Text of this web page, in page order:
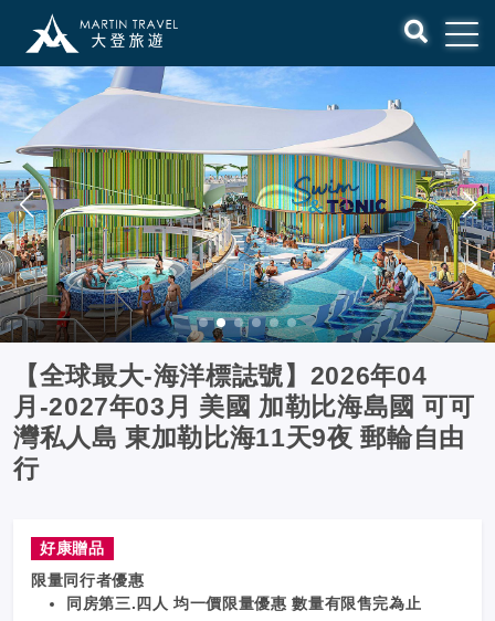
【全球最大-海洋標誌號】2026年04
月-2027年03月 美國 加勒比海島國 可可
灣私人島 東加勒比海11天9夜 郵輪自由
行
好康贈品
限量同行者優惠
同房第三.四人 均一價限量優惠 數量有限售完為止